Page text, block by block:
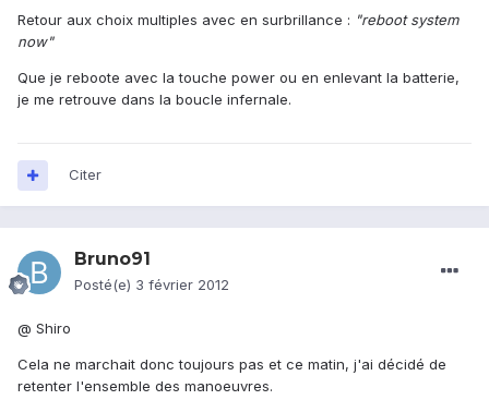
Retour aux choix multiples avec en surbrillance : "reboot system
now"
Que je reboote avec la touche power ou en enlevant la batterie,
je me retrouve dans la boucle infernale.
Citer
Bruno91
Posté(e) 3 février 2012
@ Shiro
Cela ne marchait donc toujours pas et ce matin, j'ai décidé de
retenter l'ensemble des manoeuvres.